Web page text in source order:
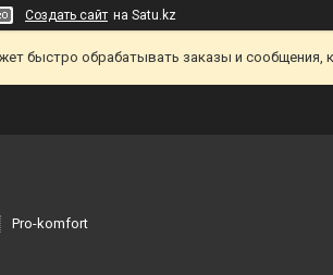
Создать сайт на Satu.kz
быстро обрабатывать заказы и сообщения,
Pro-komfort